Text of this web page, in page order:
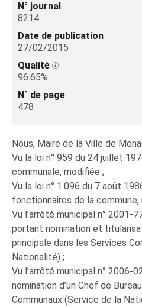
N° journal
8214
Date de publication
27/02/2015
Qualité
96.65%
N° de page
478
Nous, Maire de la Ville de
Vu la loi n° 959 du 24 juillet
communale, modifiée ;
Vu la loi n° 1.096 du 7 août
fonctionnaires de la commune,
Vu l’arrêté municipal n° 2001-
portant nomination et
principale dans les Services
Nationalité) ;
Vu l’arrêté municipal n° 2006-
nomination d’un Chef de
Communaux (Service de la